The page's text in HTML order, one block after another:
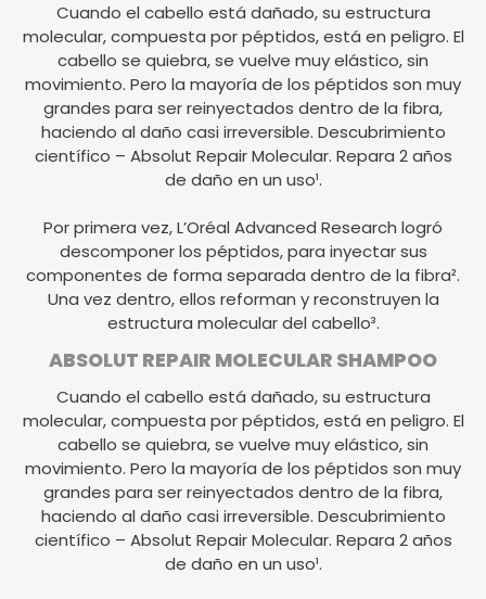
Cuando el cabello está dañado, su estructura
molecular, compuesta por péptidos, está en peligro. El
cabello se quiebra, se vuelve muy elástico, sin
movimiento. Pero la mayoría de los péptidos son muy
grandes para ser reinyectados dentro de la fibra,
haciendo al daño casi irreversible. Descubrimiento
científico – Absolut Repair Molecular. Repara 2 años
de daño en un uso¹.
Por primera vez, L’Oréal Advanced Research logró
descomponer los péptidos, para inyectar sus
componentes de forma separada dentro de la fibra².
Una vez dentro, ellos reforman y reconstruyen la
estructura molecular del cabello³.
ABSOLUT REPAIR MOLECULAR SHAMPOO
Cuando el cabello está dañado, su estructura
molecular, compuesta por péptidos, está en peligro. El
cabello se quiebra, se vuelve muy elástico, sin
movimiento. Pero la mayoría de los péptidos son muy
grandes para ser reinyectados dentro de la fibra,
haciendo al daño casi irreversible. Descubrimiento
científico – Absolut Repair Molecular. Repara 2 años
de daño en un uso¹.